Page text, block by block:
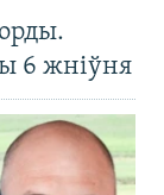
6 жніўня